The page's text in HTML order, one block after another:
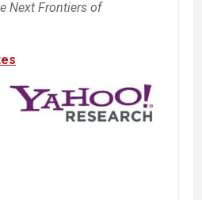
Next Frontiers of